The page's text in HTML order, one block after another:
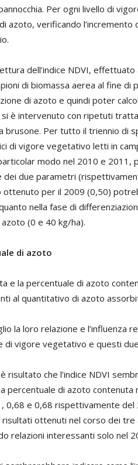
Per ogni livello di
azoto, verificando
dell’indice NDVI,
di biomassa aerea al fine di
di azoto e quindi poter
è intervenuto con ripetuti
brusone. Per tutto il triennio di
di vigore vegetativo letti in
modo nel 2010 e 2011,
dei due parametri
ottenuto per il 2009 (0,50)
nella fase di
(0 e 40 kg/ha).
di azoto
e la percentuale di azoto
al quantitativo di azoto
la loro relazione e l’influenza
di vigore vegetativo e questi
è risultato che l’indice NDVI
percentuale di azoto
0,68 e 0,68 rispettivamente
risultati ottenuti nel corso dei
relazioni interessanti solo nel